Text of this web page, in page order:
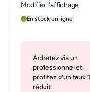
Modifier l’affichage
En stock en ligne
Achetez via un
professionnel et
profitez d'un taux
réduit